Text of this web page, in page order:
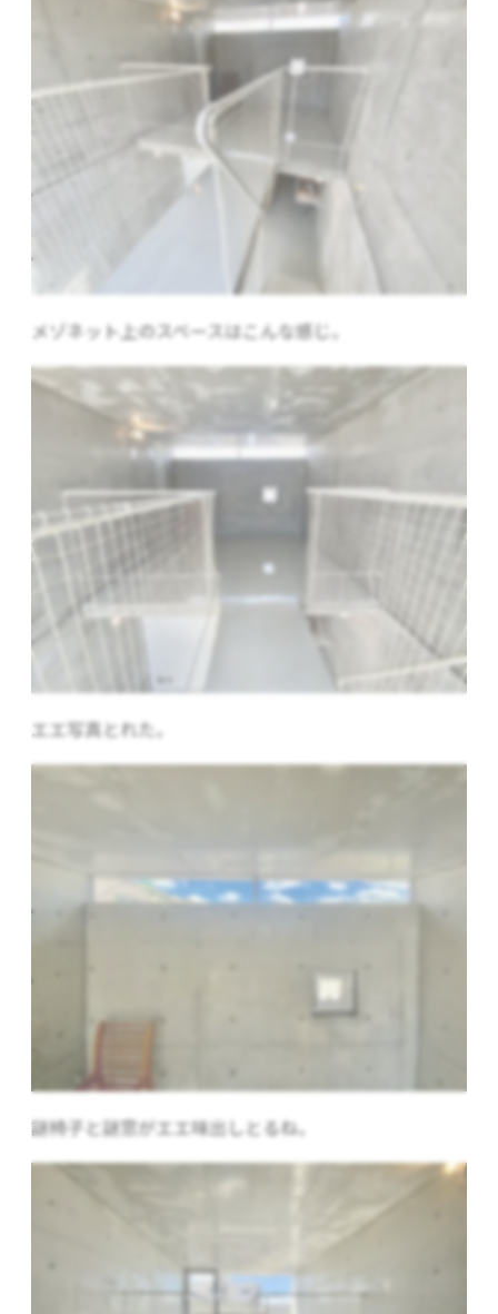
メゾネット上のスペースはこんな感じ。
エエ写真とれた。
謎椅子と謎窓がエエ味出しとるね。